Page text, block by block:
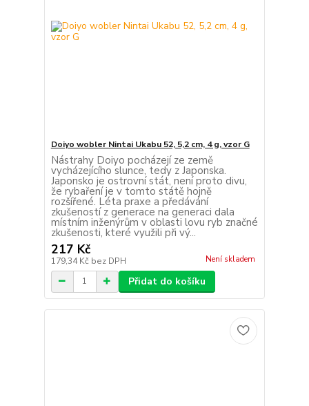
Doiyo wobler Nintai Ukabu 52, 5,2 cm, 4 g, vzor G
Nástrahy Doiyo pocházejí ze země
vycházejícího slunce, tedy z Japonska.
Japonsko je ostrovní stát, není proto divu,
že rybaření je v tomto státě hojně
rozšířené. Léta praxe a předávání
zkušeností z generace na generaci dala
místním inženýrům v oblasti lovu ryb značné
zkušenosti, které využili při vý...
217 Kč
179,34 Kč bez DPH Není skladem
Přidat do košíku